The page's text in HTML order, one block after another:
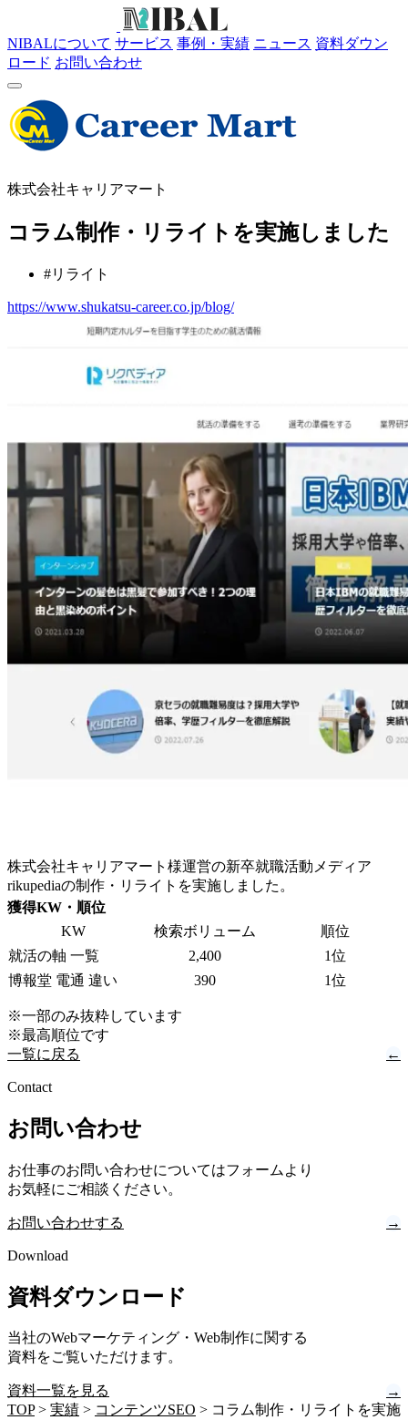
NIBALについて サービス 事例・実績 ニュース 資料ダウン
ロード お問い合わせ
株式会社キャリアマート
コラム制作・リライトを実施しました
#リライト
https://www.shukatsu-career.co.jp/blog/
株式会社キャリアマート様運営の新卒就職活動メディア
rikupediaの制作・リライトを実施しました。
獲得KW・順位
KW
検索ボリューム
順位
就活の軸 一覧
2,400
1位
博報堂 電通 違い
390 1位
※一部のみ抜粋しています
※最高順位です
一覧に戻る
←
Contact
お問い合わせ
お仕事のお問い合わせについてはフォームより
お気軽にご相談ください。
お問い合わせする →
Download
資料ダウンロード
当社のWebマーケティング・Web制作に関する
資料をご覧いただけます。
資料一覧を見る
→
TOP> 実績 > コンテンツSEO > コラム制作・リライトを実施